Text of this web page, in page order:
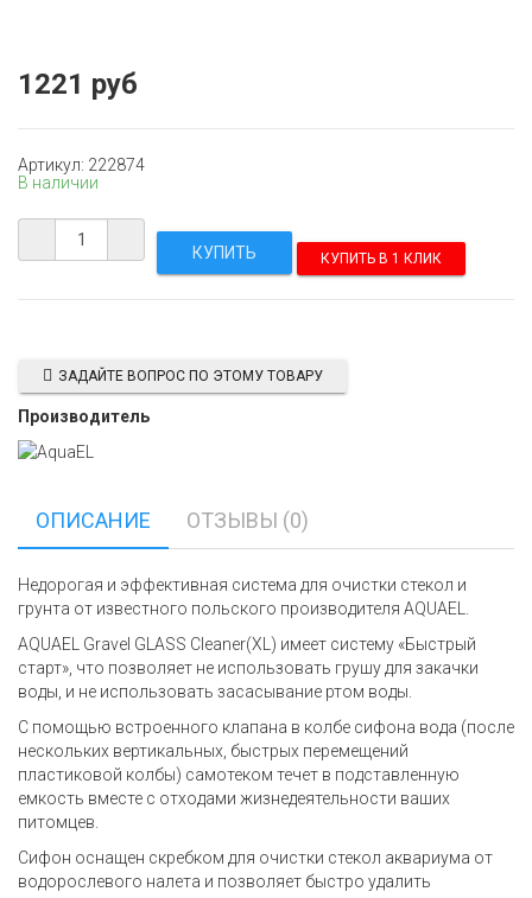
1221 руб
Артикул: 222874
В наличии
КУПИТЬ В 1 КЛИК
ЗАДАЙТЕ ВОПРОС ПО ЭТОМУ ТОВАРУ
Производитель
ОПИСАНИЕ ОТЗЫВЫ (0)
Недорогая и эффективная система для очистки стекол и
грунта от известного польского производителя AQUAEL.
AQUAEL Gravel GLASS Cleaner(XL) имеет систему «Быстрый
старт», что позволяет не использовать грушу для закачки
воды, и не использовать засасывание ртом воды.
С помощью встроенного клапана в колбе сифона вода (после
нескольких вертикальных, быстрых перемещений
пластиковой колбы) самотеком течет в подставленную
емкость вместе с отходами жизнедеятельности ваших
питомцев.
Сифон оснащен скребком для очистки стекол аквариума от
водорослевого налета и позволяет быстро удалить